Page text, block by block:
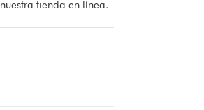
nuestra tienda en línea.